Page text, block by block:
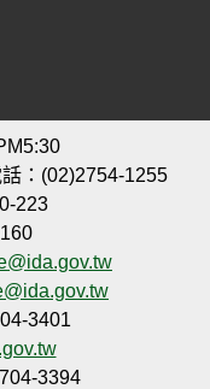
：(02)2754-1255
223
3401
3394